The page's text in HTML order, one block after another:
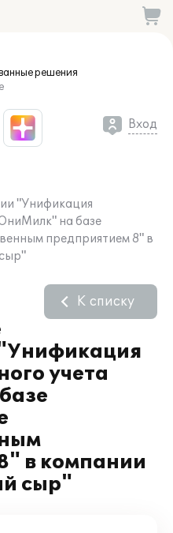
решения
Вход
"Унификация
на базе
предприятием 8" в
учета
в компании
сыр"
К списку